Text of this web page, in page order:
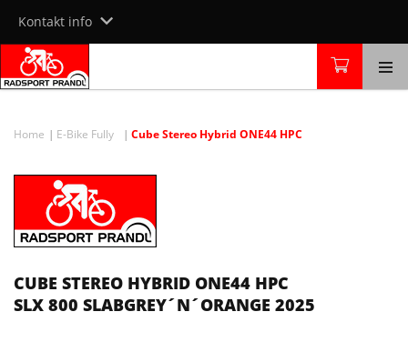
content
Kontakt info
Home E-Bike Fully Cube Stereo Hybrid ONE44 HPC
CUBE STEREO HYBRID ONE44 HPC
SLX 800 SLABGREY´N´ORANGE 2025